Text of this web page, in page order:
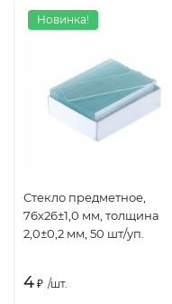
Новинка!
Стекло предметное,
76х26±1,0 мм, толщина
2,0±0,2 мм, 50 шт/уп.
4 ₽ /шт.